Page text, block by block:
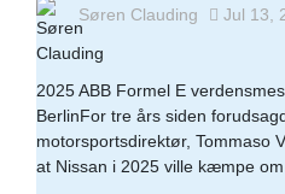
Søren Clauding Jul 13,
2025 ABB Formel E
BerlinFor tre års siden
motorsportsdirektør, Tommaso
at Nissan i 2025 ville kæmpe om